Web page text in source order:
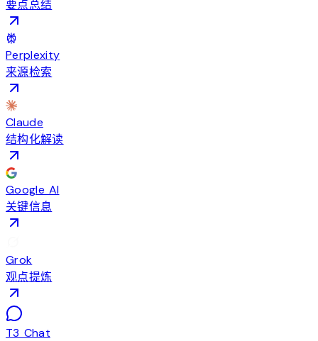
要点总结
Perplexity
来源检索
Claude
结构化解读
Google AI
关键信息
Grok
观点提炼
T3 Chat